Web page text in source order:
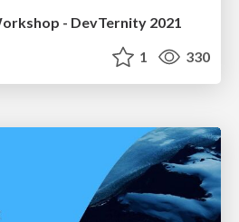
- DevTernity 2021
1 330